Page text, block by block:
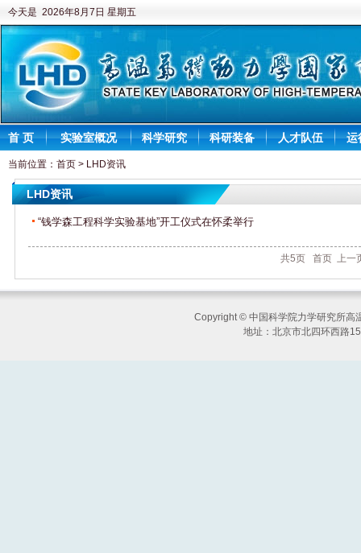
今天是 2026年8月7日 星期五
首 页 实验室概况 科学研究 科研装备 人才队伍 运
当前位置： 首页 > LHD资讯
LHD资讯
“钱学森工程科学实验基地”开工仪式在怀柔举行
共5页 首页 上一
Copyright © 中国科学院力学研究所
地址：北京市北四环西